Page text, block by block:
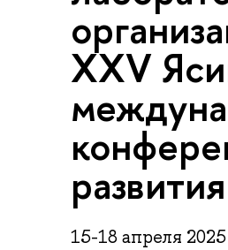
XXV
15-18 апреля